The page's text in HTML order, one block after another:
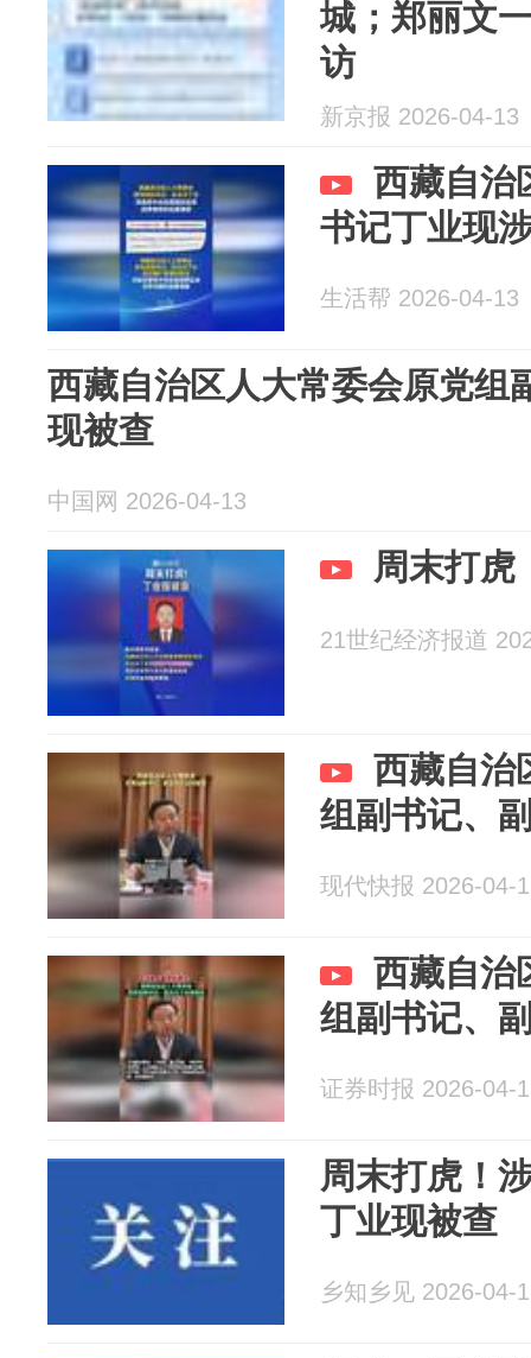
城；郑丽文
访
新京报 2026-04-13
西藏自治
书记丁业现
生活帮 2026-04-13
西藏自治区人大常委会原党组
现被查
中国网 2026-04-13
周末打虎
21世纪经济报道
西藏自治
组副书记、
现代快报 2026-04-
西藏自治
组副书记、
证券时报 2026-04-
周末打虎！
丁业现被查
乡知乡见 2026-04-